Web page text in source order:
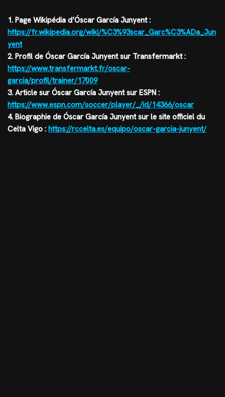
1. Page Wikipédia d’Óscar García Junyent :
https://fr.wikipedia.org/wiki/%C3%93scar_Garc%C3%ADa_Jun
yent
2. Profil de Óscar García Junyent sur Transfermarkt :
https://www.transfermarkt.fr/oscar-
garcia/profil/trainer/17009
3. Article sur Óscar García Junyent sur ESPN :
https://www.espn.com/soccer/player/_/id/14366/oscar
4. Biographie de Óscar García Junyent sur le site officiel du
Celta Vigo : https://rccelta.es/equipo/oscar-garcia-junyent/